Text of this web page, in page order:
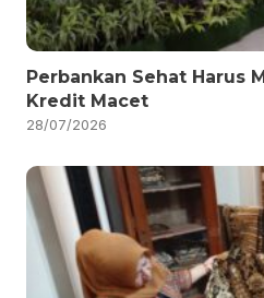
Perbankan Sehat Harus
Kredit Macet
28/07/2026